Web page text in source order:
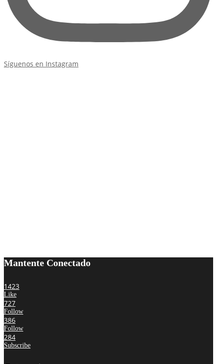
Síguenos en Instagram
Mantente Conectado
1423
Like
727
Follow
386
Follow
284
Subscribe